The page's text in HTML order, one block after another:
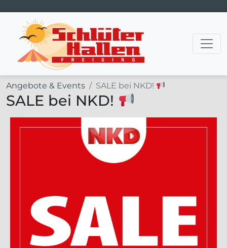
Hauptnavigation
Angebote & Events SALE bei NKD!
SALE bei NKD!